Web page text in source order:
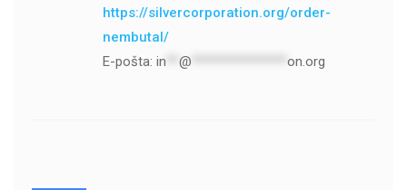
https://silvercorporation.org/order-
nembutal/
E-pošta: in @ on.org